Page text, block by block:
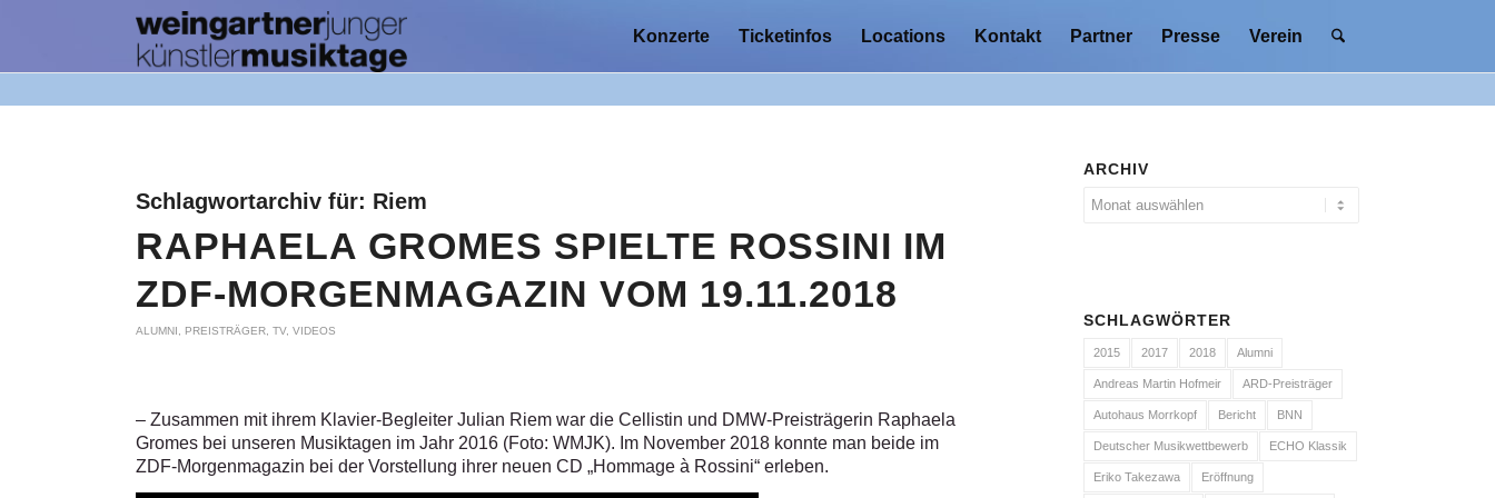
Konzerte Ticketinfos Locations Kontakt Partner Presse Verein
Schlagwortarchiv für: Riem
RAPHAELA GROMES SPIELTE ROSSINI IM
ZDF-MORGENMAGAZIN VOM 19.11.2018
ALUMNI PREISTRÄGER TV, VIDEOS
– Zusammen mit ihrem Klavier-Begleiter Julian Riem war die Cellistin und DMW-Preisträgerin Raphaela
Gromes bei unseren Musiktagen im Jahr 2016 (Foto: WMJK). Im November 2018 konnte man beide im
ZDF-Morgenmagazin bei der Vorstellung ihrer neuen CD „Hommage à Rossini“ erleben.
ARCHIV
SCHLAGWÖRTER
2015 2017 2018 Alumni
Andreas Martin Hofmeir ARD-Preisträger
Autohaus Morrkopf Bericht BNN
Deutscher Musikwettbewerb ECHO Klassik
Eriko Takezawa Eröffnung